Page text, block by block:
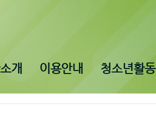
개 이용안내 청소년활동